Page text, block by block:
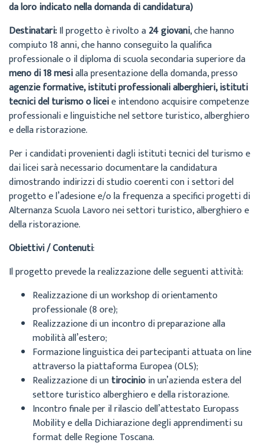
da loro indicato nella domanda di candidatura)
Destinatari:Il progetto è rivolto a24 giovani, che hanno
compiuto 18 anni, che hanno conseguito la qualifica
professionale o il diploma di scuola secondaria superiore da
meno di 18 mesialla presentazione della domanda, presso
agenzie formative, istituti professionali alberghieri, istituti
tecnici del turismo o liceie intendono acquisire competenze
professionali e linguistiche nel settore turistico, alberghiero
e della ristorazione.
Per i candidati provenienti dagli istituti tecnici del turismo e
dai licei sarà necessario documentare la candidatura
dimostrando indirizzi di studio coerenti con i settori del
progetto e l’adesione e/o la frequenza a specifici progetti di
Alternanza Scuola Lavoro nei settori turistico, alberghiero e
della ristorazione.
Obiettivi / Contenuti:
Il progetto prevede la realizzazione delle seguenti attività:
Realizzazione di un workshop di orientamento
professionale (8 ore);
Realizzazione di un incontro di preparazione alla
mobilità all’estero;
Formazione linguistica dei partecipanti attuata on line
attraverso la piattaforma Europea (OLS);
Realizzazione di untirocinioin un’azienda estera del
settore turistico alberghiero e della ristorazione.
Incontro finale per il rilascio dell’attestato Europass
Mobility e della Dichiarazione degli apprendimenti su
format delle Regione Toscana.